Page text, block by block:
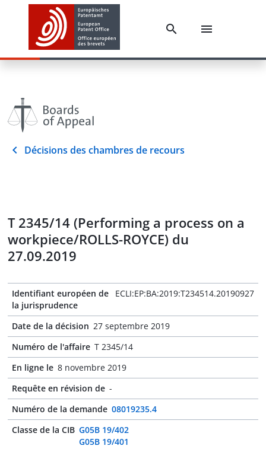
Décisions des chambres de recours
T 2345/14 (Performing a process on a
workpiece/ROLLS-ROYCE) du
27.09.2019
Identifiant européen de
la jurisprudence
ECLI:EP:BA:2019:T234514.20190927
Date de la décision 27 septembre 2019
Numéro de l'affaire T 2345/14
En ligne le 8 novembre 2019
Requête en révision de -
Numéro de la demande 08019235.4
Classe de la CIB G05B 19/402
G05B 19/401